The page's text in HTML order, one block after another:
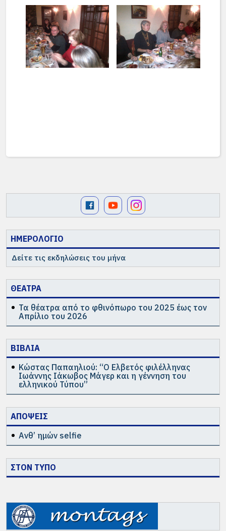
ΗΜΕΡΟΛΟΓΙΟ
Δείτε τις εκδηλώσεις του μήνα
ΘΕΑΤΡΑ
Τα θέατρα από το φθινόπωρο του 2025 έως τον
Απρίλιο του 2026
ΒΙΒΛΙΑ
Κώστας Παπαηλιού: “Ο Ελβετός φιλέλληνας
Ιωάννης Ιάκωβος Μάγερ και η γέννηση του
ελληνικού Τύπου”
ΑΠΟΨΕΙΣ
Ανθ’ ημών selfie
ΣΤΟΝ ΤΥΠΟ